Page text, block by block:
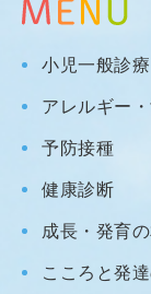
小児一般診療
アレルギー
予防接種
健康診断
成長・発育
こころと発